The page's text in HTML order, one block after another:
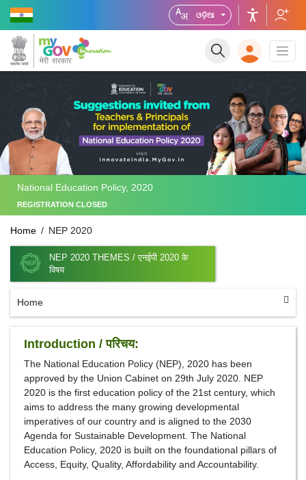
ଓଡ଼ିଆ
National Education Policy, 2020
REGISTRATION CLOSED
Home NEP 2020
NEP 2020 THEMES / एनईपी 2020 के
विषय
Home
Introduction / परिचय:
The National Education Policy (NEP), 2020 has been
approved by the Union Cabinet on 29th July 2020. NEP
2020 is the first education policy of the 21st century, which
aims to address the many growing developmental
imperatives of our country and is aligned to the 2030
Agenda for Sustainable Development. The National
Education Policy, 2020 is built on the foundational pillars of
Access, Equity, Quality, Affordability and Accountability.